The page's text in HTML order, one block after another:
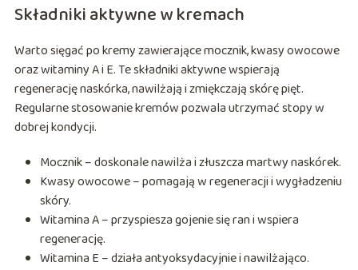
Składniki aktywne w kremach
Warto sięgać po kremy zawierające mocznik, kwasy owocowe
oraz witaminy A i E. Te składniki aktywne wspierają
regenerację naskórka, nawilżają i zmiękczają skórę pięt.
Regularne stosowanie kremów pozwala utrzymać stopy w
dobrej kondycji.
Mocznik – doskonale nawilża i złuszcza martwy naskórek.
Kwasy owocowe – pomagają w regeneracji i wygładzeniu
skóry.
Witamina A – przyspiesza gojenie się ran i wspiera
regenerację.
Witamina E – działa antyoksydacyjnie i nawilżająco.